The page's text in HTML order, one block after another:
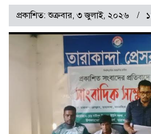
প্রকাশিত: শুক্রবার, ৩ জুলাই, ২০২৬